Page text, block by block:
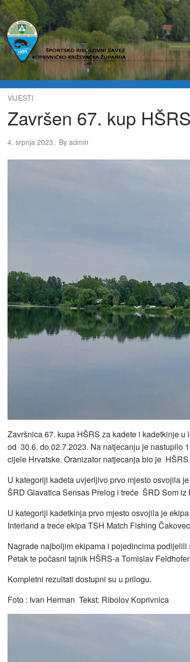
VIJESTI
Završen 67. kup
4. srpnja 2023. By admin
Završnica 67. kupa HŠRS za kadete i kadetkinje
od 30.6. do 02.7.2023. Na natjecanju je nastupilo
cijele Hrvatske. Oranizator natjecanja bio je
U kategoriji kadeta uvjerljivo prvo mjesto osvojila
ŠRD Glavatica Sensas Prelog i treće ŠRD Som iz
U kategoriji kadetkinja prvo mjesto osvojila je
Interland a treće ekipa TSH Match Fishing
Nagrade najboljim ekipama i pojedincima
Petak te počasni tajnik HŠRS-a Tomislav Feldhofer.
Kompletni rezultati dostupni su u prilogu.
Foto : Ivan Herman Tekst: Ribolov Koprivnica